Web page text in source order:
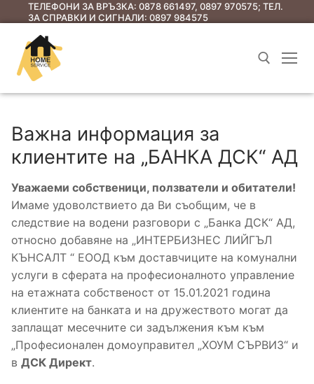
ТЕЛЕФОНИ ЗА ВРЪЗКА: 0878 661497, 0897 970575; ТЕЛ.
ЗА СПРАВКИ И СИГНАЛИ: 0897 984575
Начало
Услуги
Съобщения до ЕС
Съобщения за предстоящи общи събрания
Уведомления за изготвени протоколи от
проведени събрания
Полезна информация
Нормативни документи
Образци на документи
Обяви
Контакти
Важна информация за
клиентите на „БАНКА ДСК“ АД
Уважаеми собственици, ползватели и обитатели!
Имаме удоволствието да Ви съобщим, че в
следствие на водени разговори с „Банка ДСК“ АД,
относно добавяне на „ИНТЕРБИЗНЕС ЛИЙГЪЛ
КЪНСАЛТ “ ЕООД към доставчиците на комунални
услуги в сферата на професионалното управление
на етажната собственост от 15.01.2021 година
клиентите на банката и на дружеството могат да
заплащат месечните си задължения към към
„Професионален домоуправител „ХОУМ СЪРВИЗ“ и
в ДСК Директ.